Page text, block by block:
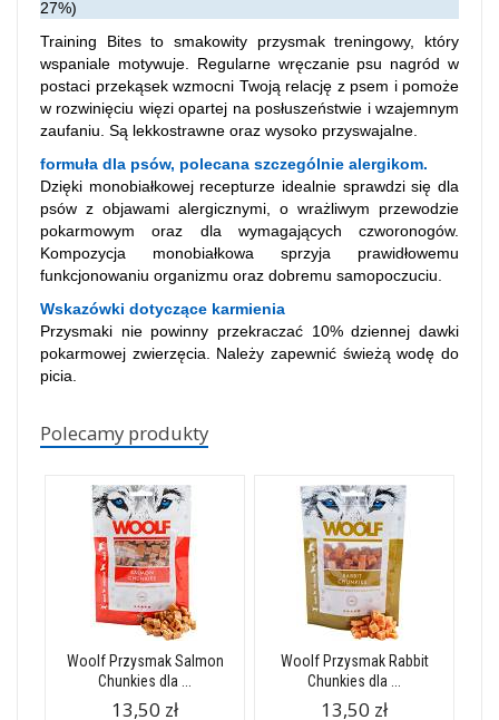
27%)
Training Bites to smakowity przysmak treningowy, który
wspaniale motywuje. Regularne wręczanie psu nagród w
postaci przekąsek wzmocni Twoją relację z psem i pomoże
w rozwinięciu więzi opartej na posłuszeństwie i wzajemnym
zaufaniu. Są lekkostrawne oraz wysoko przyswajalne.
formuła dla psów, polecana szczególnie alergikom.
Dzięki monobiałkowej recepturze idealnie sprawdzi się dla
psów z objawami alergicznymi, o wrażliwym przewodzie
pokarmowym oraz dla wymagających czworonogów.
Kompozycja monobiałkowa sprzyja prawidłowemu
funkcjonowaniu organizmu oraz dobremu samopoczuciu.
Wskazówki dotyczące karmienia
Przysmaki nie powinny przekraczać 10% dziennej dawki
pokarmowej zwierzęcia. Należy zapewnić świeżą wodę do
picia.
Polecamy produkty
Woolf Przysmak Salmon
Chunkies dla ...
13,50 zł
Woolf Przysmak Rabbit
Chunkies dla ...
13,50 zł